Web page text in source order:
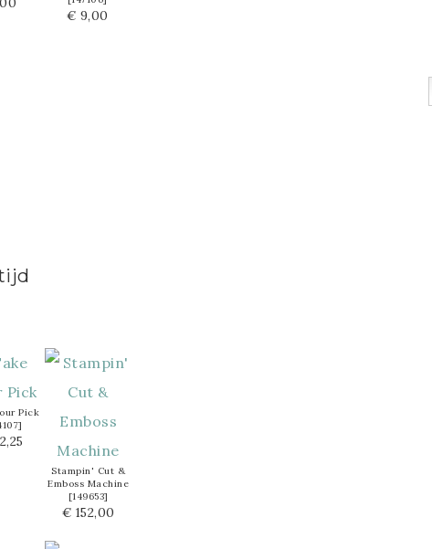
€ 9,00
Pick
]
Stampin' Cut &
Emboss Machine
[149653]
€ 152,00